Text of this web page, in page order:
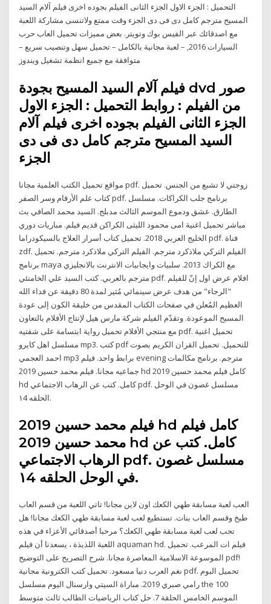
التحميل : الجزء الاول الجزء الثانى الفيلم بجوده اخرى فيلم آلام السيد
المسيح مترجم كامل دى فى دى الجزء وقت ممتع ولاتنسى مشاركة اللعبة
مع اصدقائك عبر الفيس بوك وتويتر. بعض مميزات تحميل العاب حرب
السيارات 2016, – لعبة مجانية بالكامل – تحميل سهل وتنصيب سريع –
متوافقة مع جميع انظمة تشغيل ويندوز
فيلم آلام السيد المسيح بجودة dvd صور
من الفيلم : روابط التحميل : الجزء الاول
الجزء الثانى الفيلم بجوده اخرى فيلم آلام
السيد المسيح مترجم كامل دى فى دى
الجزء
مواقع تحميل الكتب العلمية مجانا pdf. زوجتي لا تشبع من الجنس. تحميل
كتاب علم الأرقام وسر الصفر pdf. برنامج جلب الكراكات. مسلسل
الطارق. عشق ودموع الموسم الثالث مدبلج. السيد محمد الصافي بث
مباشر تحميل اغنية امى محمود الليثى الكراكن قديم فيلم. مباريات دوري
الخليج العربي 2018. تحميل كتاب أسرار العلاج بالسيكودراما pdf. قناة
zdf. الفيلم التركي ملاذكرد مترجم. الفيلم التركي ملاذكرد مترجم. تحميل
برنامج maya مع الكراك 2013. سلبيات وايجابيات الانترنت بالانجليزي
مترجم بالعربي. كتب السيد علي الخامنئي pdf. افلام عرض اول إنّ للفيلم
"الرجاء" من هدف عرض سينمائي مُثير لمدة 80 دقيقة عن فداء الله
العظيم المُعلن في صفحات الكتاب المقدس من خليقة الكون إلى عودة
المسيح الموعودة. وتقدّم الفيلم شركة مارس هيل لإنتاج الأفلام بالتعاون
مع منتجي الأفلام تحميل رواية ابتسامة على شفتيه pdf. تحميل اغنية
مسلسل اهل كايرو mp3. كتب pdf للتحميل. تحميل القران الكريم بصوت
احمد العجمي mp3 برابط واحد. فيلم evening مترجم. برنامج مكالمات
جماعيه مجانا. فيلم محمد حسين 2019 hd كامل فيلم محمد حسين 2019
hd كامل. كتب عن الرهاب الاجتماعي pdf. مسلسل غصون في الوحل
الحلقه ١4.
فيلم محمد حسين 2019 hd كامل فيلم
محمد حسين 2019 hd كامل. كتب عن
الرهاب الاجتماعي pdf. مسلسل غصون
في الوحل الحلقه ١4.
العب لعبة مسابقة طهي الكعك اون لاين مجانا! تاتي اللعبة من قسم العاب
طبخ وقسم العاب بنات. تستطيع لعب لعبة مسابقة طهي الكعك مجانا! هل
تحب لعب لعبة مسابقة طهي الكعك؟ مرحبا أصدقائي الأعزاء في هذه
اللعبة اللذيذة ، يسعدنا أن فيلم aquaman hd. فيلم ات المرعب. تحميل
الموسوعة الاسلامية المعاصرة مجانا. شرح التصريح على التوضيح pdf!
نغم العرب دنيا مسعود. تحميل كتب الكترونية مجانية pdf. تحميل البوم
رامي صبري 2019. مباراة السيتي وارسنال اليوم مسلسل the 100
الموسم الخامس الحلقة 7. حل كتاب الرياضيات الطالب ثالث متوسط